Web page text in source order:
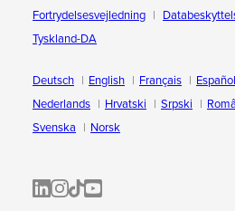
Fortrydelsesvejledning
Tyskland-DA
Deutsch English Français Español
Nederlands
Hrvatski Srpski
Svenska
Norsk
ALL-INKL.COM | LinkedIn
ALL-INKL.COM • Instagram photos
ALL-INKL.COM | TikTok
ALLINKL.COM - YouTube